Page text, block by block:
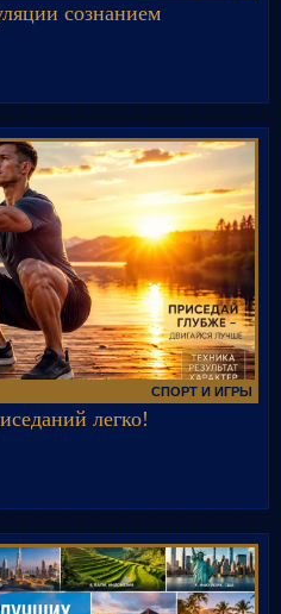
сознанием
СПОРТ И ИГРЫ
легко!